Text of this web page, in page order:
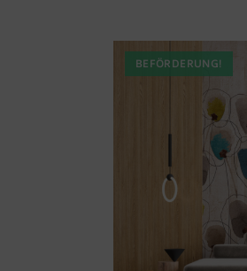
BEFÖRDERUNG!